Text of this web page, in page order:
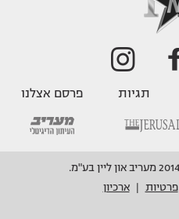
תגיות פרסם אצלנו
פרטיות ארכיון